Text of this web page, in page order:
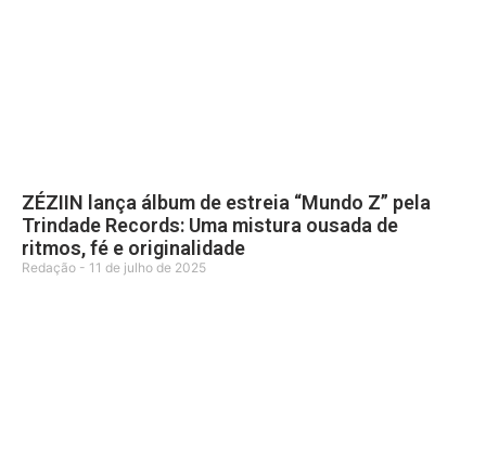
ZÉZIIN lança álbum de estreia “Mundo Z” pela
Trindade Records: Uma mistura ousada de
ritmos, fé e originalidade
Redação 11 de julho de 2025